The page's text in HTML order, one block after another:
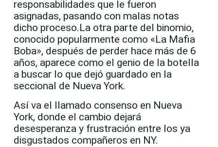
responsabilidades que le fueron
asignadas, pasando con malas notas
dicho proceso.La otra parte del binomio,
conocido popularmente como «La Mafia
Boba», después de perder hace más de 6
años, aparece como el genio de la botella
a buscar lo que dejó guardado en la
seccional de Nueva York.
Así va el llamado consenso en Nueva
York, donde el cambio dejará
desesperanza y frustración entre los ya
disgustados compañeros en NY.